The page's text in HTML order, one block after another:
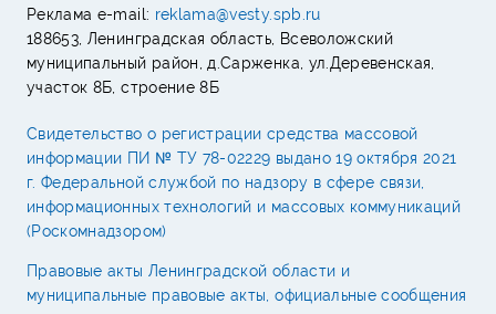
Реклама e-mail: reklama@vesty.spb.ru
188653, Ленинградская область, Всеволожский
муниципальный район, д.Сарженка, ул.Деревенская,
участок 8Б, строение 8Б
Свидетельство о регистрации средства массовой
информации ПИ № ТУ 78-02229 выдано 19 октября 2021
г. Федеральной службой по надзору в сфере связи,
информационных технологий и массовых коммуникаций
(Роскомнадзором)
Правовые акты Ленинградской области и
муниципальные правовые акты, официальные сообщения